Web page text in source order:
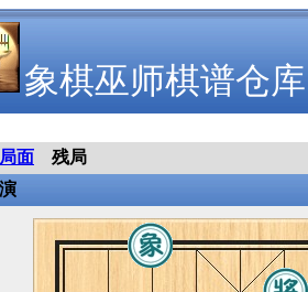
象棋巫师棋谱仓库
局面
残局